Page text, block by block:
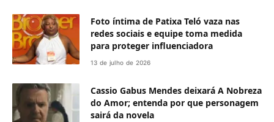
Foto íntima de Patixa Teló vaza nas
redes sociais e equipe toma medida
para proteger influenciadora
13 de julho de 2026
Cassio Gabus Mendes deixará A Nobreza
do Amor; entenda por que personagem
sairá da novela